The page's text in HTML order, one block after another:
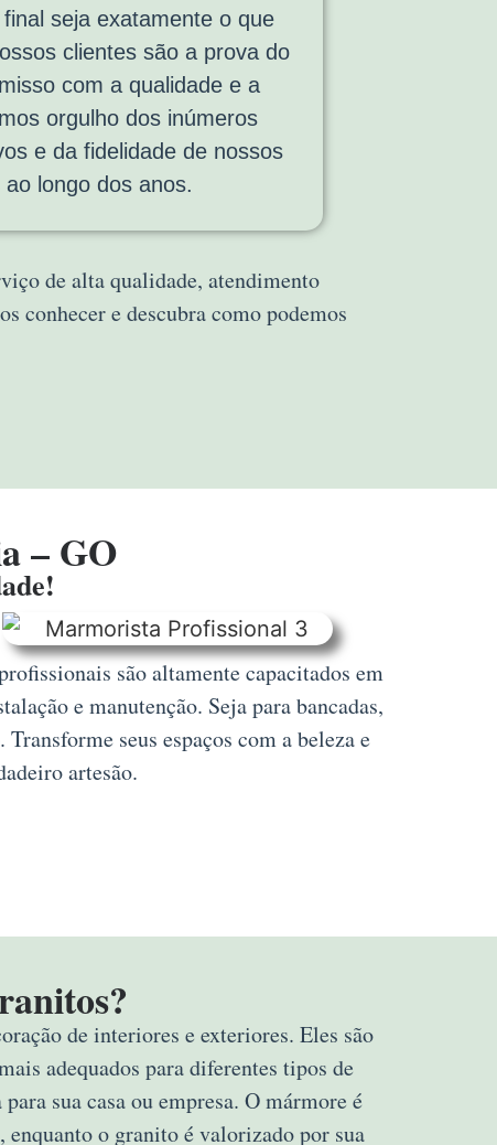
seja exatamente o que
clientes são a prova do
com a qualidade e a
orgulho dos inúmeros
e da fidelidade de nossos
ao longo dos anos.
de alta qualidade, atendimento
conhecer e descubra como podemos
– GO
são altamente capacitados em
e manutenção. Seja para bancadas,
seus espaços com a beleza e
artesão.
de interiores e exteriores. Eles são
adequados para diferentes tipos de
sua casa ou empresa. O mármore é
enquanto o granito é valorizado por sua